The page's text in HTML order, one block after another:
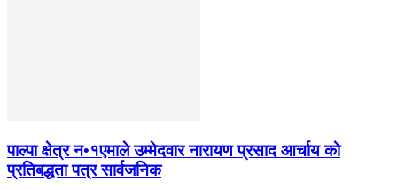
पाल्पा क्षेत्र न•१एमाले उम्मेदवार नारायण प्रसाद आर्चाय काे
प्रतिबद्धता पत्र सार्वजनिक